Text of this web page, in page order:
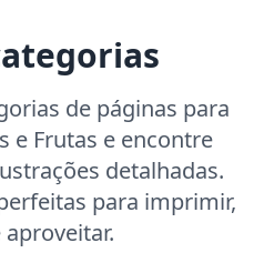
de páginas para
e Frutas e encontre
detalhadas.
para imprimir,